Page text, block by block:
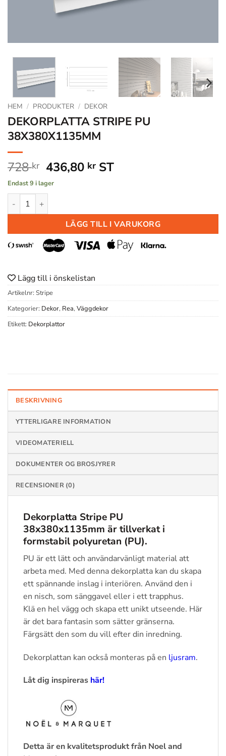
HEM / PRODUKTER / DEKOR
DEKORPLATTA STRIPE PU
38X380X1135MM
728kr Det
ursprungliga
priset
728 kr.
436,80 krDet
436,80 kr.
ST
Endast 9 i lager
DEKORPLATTA STRIPE PU 38X380X1135MM mängd
LÄGG TILL I VARUKORG
Lägg till i önskelistan
Artikelnr: Stripe
Kategorier: Dekor, Rea, Väggdekor
Etikett: Dekorplattor
BESKRIVNING
YTTERLIGARE INFORMATION
VIDEOMATERIELL
DOKUMENTER OG BROSJYRER
RECENSIONER (0)
Dekorplatta Stripe PU
38x380x1135mm är tillverkat i
formstabil polyuretan (PU).
PU är ett lätt och användarvänligt material att
arbeta med. Med denna dekorplatta kan du skapa
ett spännande inslag i interiören. Använd den i
en nisch, som sänggavel eller i ett trapphus.
Klä en hel vägg och skapa ett unikt utseende. Här
är det bara fantasin som sätter gränserna.
Färgsätt den som du vill efter din inredning.
Dekorplattan kan också monteras på en ljusram.
Låt dig inspireras här!
Detta är en kvalitetsprodukt från Noel and